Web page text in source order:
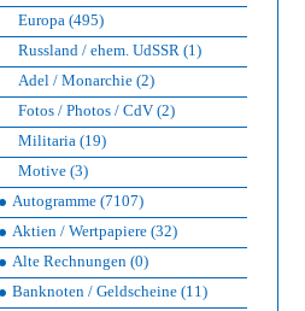
Europa (495)
Russland / ehem. UdSSR (1)
Adel / Monarchie (2)
Fotos / Photos / CdV (2)
Militaria (19)
Motive (3)
Autogramme (7107)
Aktien / Wertpapiere (32)
Alte Rechnungen (0)
Banknoten / Geldscheine (11)